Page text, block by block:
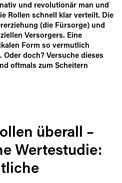
und revolutionär man und
Rollen schnell klar verteilt. Die
(die Fürsorge) und
Versorgers. Eine
Form so vermutlich
doch? Versuche dieses
oftmals zum Scheitern
überall –
Wertestudie: